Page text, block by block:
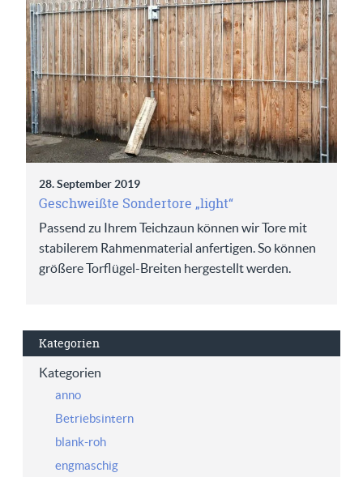
28. September 2019
Geschweißte Sondertore „light“
Passend zu Ihrem Teichzaun können wir Tore mit
stabilerem Rahmenmaterial anfertigen. So können
größere Torflügel-Breiten hergestellt werden.
Kategorien
Kategorien
anno
Betriebsintern
blank-roh
engmaschig